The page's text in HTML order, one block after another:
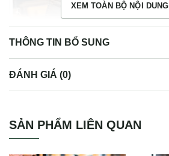
XEM TOÀN BỘ NỘI DUNG
THÔNG TIN BỔ SUNG
ĐÁNH GIÁ (0)
SẢN PHẨM LIÊN QUAN